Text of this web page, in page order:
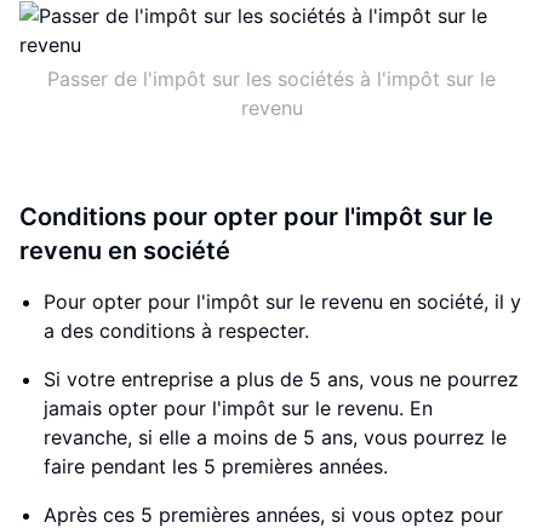
Passer de l'impôt sur les sociétés à l'impôt sur le
revenu
Conditions pour opter pour l'impôt sur le
revenu en société
Pour opter pour l'impôt sur le revenu en société, il y
a des conditions à respecter.
Si votre entreprise a plus de 5 ans, vous ne pourrez
jamais opter pour l'impôt sur le revenu. En
revanche, si elle a moins de 5 ans, vous pourrez le
faire pendant les 5 premières années.
Après ces 5 premières années, si vous optez pour